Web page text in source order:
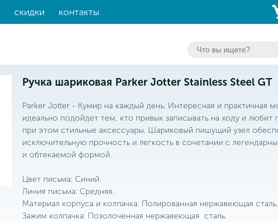
скидки контакты
Ручка шариковая Parker Jotter Stainless Steel GT
Parker Jotter - Кумир на каждый день. Интересная и практичная
идеально подойдет тем, кто привык записывать на ходу и любит
при этом стильные аксессуары. Шариковый пишущий узел
исключительную прочность и легкость в сочетании с
и обтекаемой формой.
Цвет письма: Синий.
Линия письма: Средняя.
Материал корпуса и колпачка: Полированная нержавеющая сталь.
Зажим колпачка: Позолоченная нержавеющая сталь.